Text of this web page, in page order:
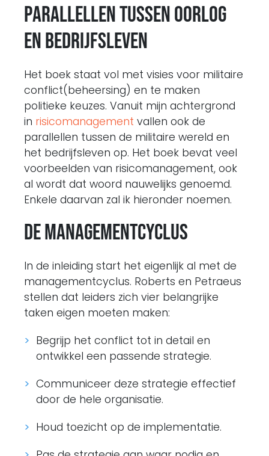
Parallellen tussen oorlog
en bedrijfsleven
Het boek staat vol met visies voor militaire
conflict(beheersing) en te maken
politieke keuzes. Vanuit mijn achtergrond
in risicomanagement vallen ook de
parallellen tussen de militaire wereld en
het bedrijfsleven op. Het boek bevat veel
voorbeelden van risicomanagement, ook
al wordt dat woord nauwelijks genoemd.
Enkele daarvan zal ik hieronder noemen.
De managementcyclus
In de inleiding start het eigenlijk al met de
managementcyclus. Roberts en Petraeus
stellen dat leiders zich vier belangrijke
taken eigen moeten maken:
Begrijp het conflict tot in detail en
ontwikkel een passende strategie.
Communiceer deze strategie effectief
door de hele organisatie.
Houd toezicht op de implementatie.